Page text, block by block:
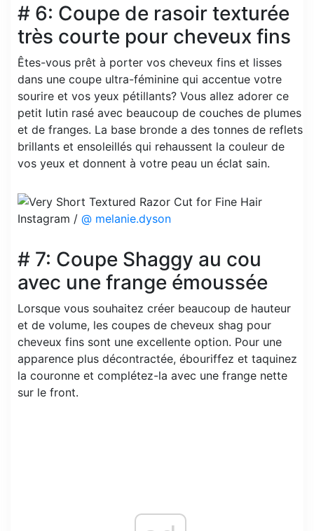
# 6: Coupe de rasoir texturée
très courte pour cheveux fins
Êtes-vous prêt à porter vos cheveux fins et lisses
dans une coupe ultra-féminine qui accentue votre
sourire et vos yeux pétillants? Vous allez adorer ce
petit lutin rasé avec beaucoup de couches de plumes
et de franges. La base bronde a des tonnes de reflets
brillants et ensoleillés qui rehaussent la couleur de
vos yeux et donnent à votre peau un éclat sain.
Instagram / @ melanie.dyson
# 7: Coupe Shaggy au cou
avec une frange émoussée
Lorsque vous souhaitez créer beaucoup de hauteur
et de volume, les coupes de cheveux shag pour
cheveux fins sont une excellente option. Pour une
apparence plus décontractée, ébouriffez et taquinez
la couronne et complétez-la avec une frange nette
sur le front.